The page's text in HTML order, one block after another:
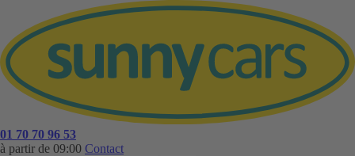
01 70 70 96 53
à partir de 09:00 Contact